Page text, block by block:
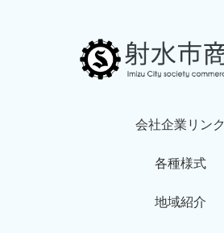
会社企業リンク
各種様式
地域紹介